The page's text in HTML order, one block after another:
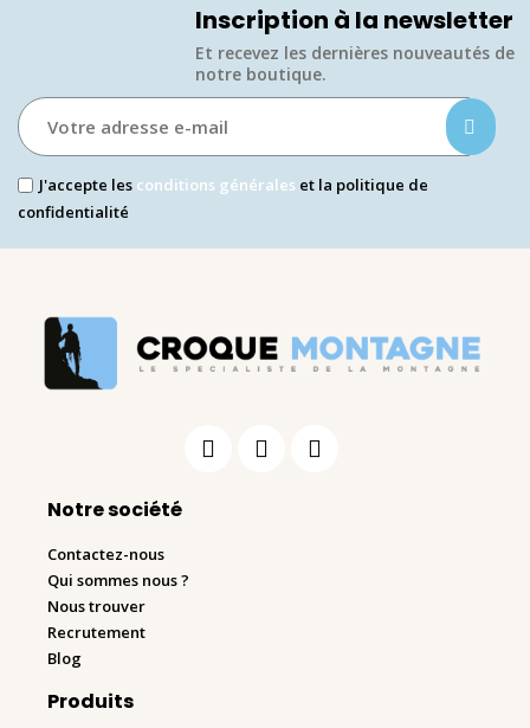
Inscription à la newsletter
Et recevez les dernières nouveautés de
notre boutique.​
J'accepte les conditions générales et la politique de
confidentialité
Notre société
Contactez-nous
Qui sommes nous ?
Nous trouver
Recrutement
Blog
Produits